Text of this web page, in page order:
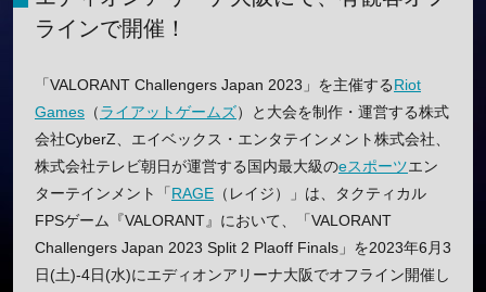
ラインで開催！
「VALORANT Challengers Japan 2023」を主催するRiot
Games （ライアットゲームズ）と大会を制作・運営する株式
会社CyberZ、エイベックス・エンタテインメント株式会社、
株式会社テレビ朝日が運営する国内最大級のeスポーツエン
ターテインメント「RAGE （レイジ）」は、タクティカル
FPSゲーム『VALORANT』において、「VALORANT
Challengers Japan 2023 Split 2 Plaoff Finals」を2023年6月3
日(土)-4日(水)にエディオンアリーナ大阪でオフライン開催し